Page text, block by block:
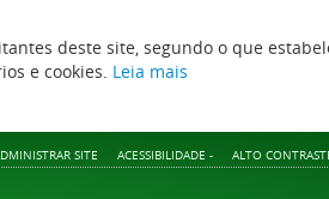
deste site, segundo o que
e cookies. Leia mais
SITE ACESSIBILIDADE - ALTO